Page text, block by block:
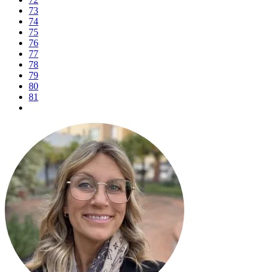
73
74
75
76
77
78
79
80
81